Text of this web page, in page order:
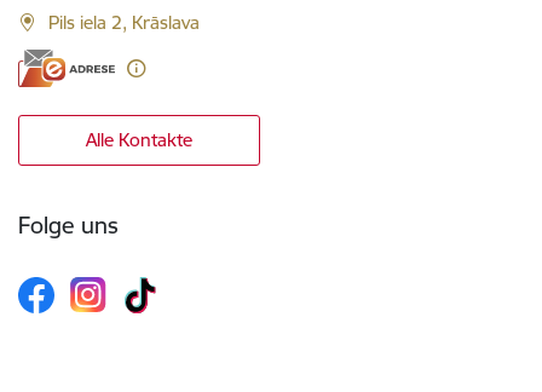
Pils iela 2, Krāslava
Alle Kontakte
Folge uns